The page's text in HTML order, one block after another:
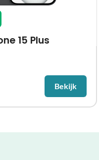
15 Plus
Bekijk